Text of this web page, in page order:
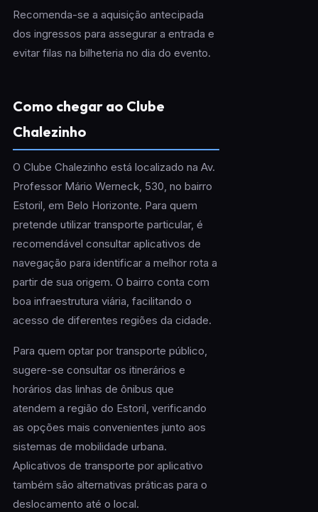
Recomenda-se a aquisição antecipada
dos ingressos para assegurar a entrada e
evitar filas na bilheteria no dia do evento.
Como chegar ao Clube
Chalezinho
O Clube Chalezinho está localizado na Av.
Professor Mário Werneck, 530, no bairro
Estoril, em Belo Horizonte. Para quem
pretende utilizar transporte particular, é
recomendável consultar aplicativos de
navegação para identificar a melhor rota a
partir de sua origem. O bairro conta com
boa infraestrutura viária, facilitando o
acesso de diferentes regiões da cidade.
Para quem optar por transporte público,
sugere-se consultar os itinerários e
horários das linhas de ônibus que
atendem a região do Estoril, verificando
as opções mais convenientes junto aos
sistemas de mobilidade urbana.
Aplicativos de transporte por aplicativo
também são alternativas práticas para o
deslocamento até o local.